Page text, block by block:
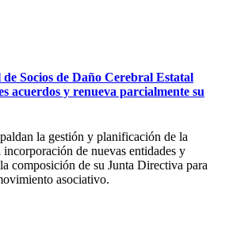
Socios de Daño Cerebral Estatal
acuerdos y renueva parcialmente su
la gestión y planificación de la
de nuevas entidades y
composición de su Junta Directiva para
asociativo.